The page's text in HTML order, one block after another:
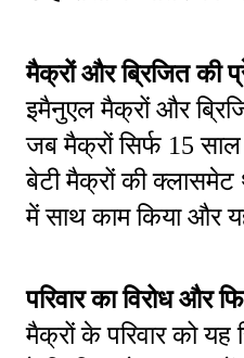
मैक्रों और ब्रिजित की
इमैनुएल मैक्रों और
जब मैक्रों सिर्फ 15
बेटी मैक्रों की क्लासमेट
में साथ काम किया और
परिवार का विरोध और
मैक्रों के परिवार को यह